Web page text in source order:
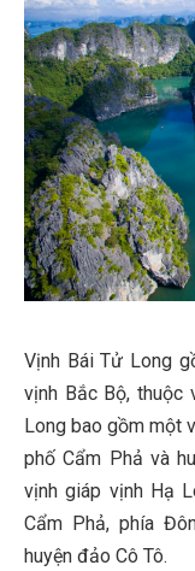
Vịnh Bái Tử Long
vịnh Bắc Bộ, thuộc
Long bao gồm một
phố Cẩm Phả và
vịnh giáp vịnh Hạ
Cẩm Phả, phía
huyện đảo Cô Tô.